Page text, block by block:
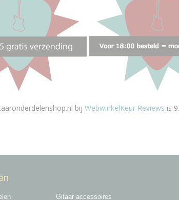
bij WebwinkelKeur Reviews is
Gitaar accessoires